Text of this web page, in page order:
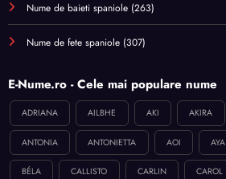
Nume de baieti spaniole (263)
Nume de fete spaniole (307)
E-Nume.ro - Cele mai populare nume
ADRIANA AILBHE AKI AKIRA
ANTONIA ANTONIETTA AOI AYA
BÉLA CALLISTO CARLIN CAROL